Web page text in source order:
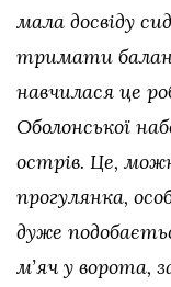
мала досвіду
тримати
навчилася це
Оболонської
острів. Це,
прогулянка,
дуже
м’яч у ворота,